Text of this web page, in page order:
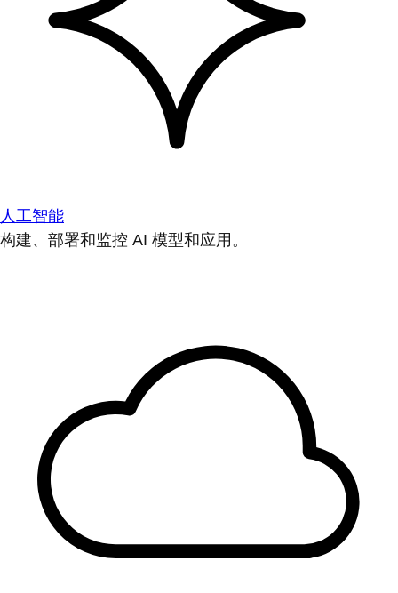
人工智能
构建、部署和监控 AI 模型和应用。